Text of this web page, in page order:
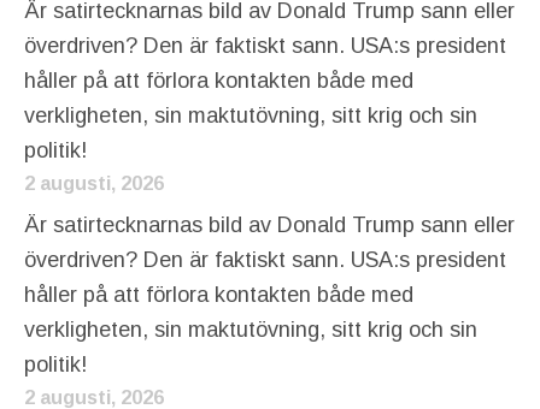
Är satirtecknarnas bild av Donald Trump sann eller
överdriven? Den är faktiskt sann. USA:s president
håller på att förlora kontakten både med
verkligheten, sin maktutövning, sitt krig och sin
politik!
2 augusti, 2026
Är satirtecknarnas bild av Donald Trump sann eller
överdriven? Den är faktiskt sann. USA:s president
håller på att förlora kontakten både med
verkligheten, sin maktutövning, sitt krig och sin
politik!
2 augusti, 2026